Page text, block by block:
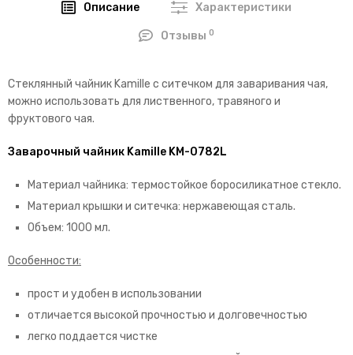
Описание Характеристики
Отзывы0
Стеклянный чайник Kamille с ситечком для заваривания чая,
можно использовать для лиственного, травяного и
фруктового чая.
Заварочный чайник Kamille KM-0782L
Материал чайника: термостойкое боросиликатное стекло.
Материал крышки и ситечка: нержавеющая сталь.
Объем: 1000 мл.
Особенности:
прост и удобен в использовании
отличается высокой прочностью и долговечностью
легко поддается чистке